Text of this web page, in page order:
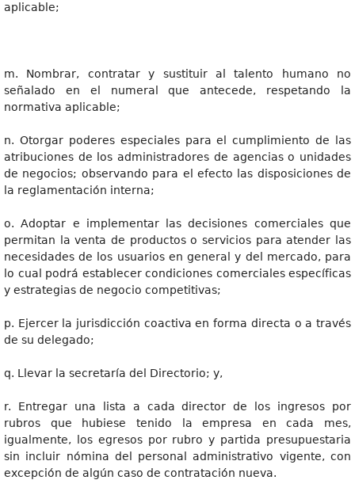
aplicable;
m. Nombrar, contratar y sustituir al talento humano no
señalado en el numeral que antecede, respetando la
normativa aplicable;
n. Otorgar poderes especiales para el cumplimiento de las
atribuciones de los administradores de agencias o unidades
de negocios; observando para el efecto las disposiciones de
la reglamentación interna;
o. Adoptar e implementar las decisiones comerciales que
permitan la venta de productos o servicios para atender las
necesidades de los usuarios en general y del mercado, para
lo cual podrá establecer condiciones comerciales específicas
y estrategias de negocio competitivas;
p. Ejercer la jurisdicción coactiva en forma directa o a través
de su delegado;
q. Llevar la secretaría del Directorio; y,
r. Entregar una lista a cada director de los ingresos por
rubros que hubiese tenido la empresa en cada mes,
igualmente, los egresos por rubro y partida presupuestaria
sin incluir nómina del personal administrativo vigente, con
excepción de algún caso de contratación nueva.